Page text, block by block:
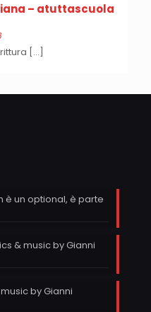
– atuttascuola
[…]
è un optional, è parte
& music by Gianni
by Gianni